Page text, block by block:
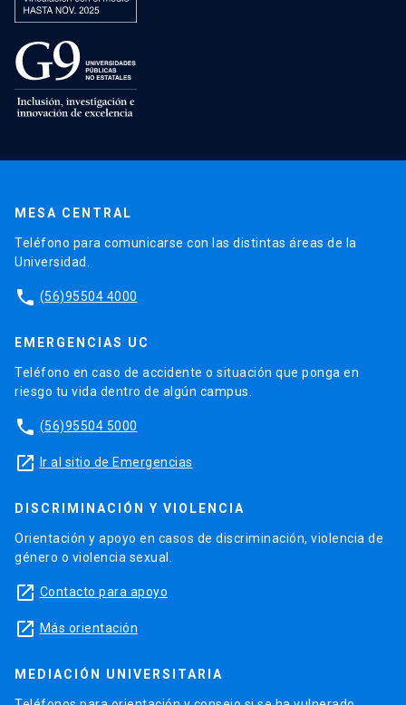
MESA CENTRAL
Teléfono para comunicarse con las distintas áreas de la
Universidad.
phone (56)95504 4000
EMERGENCIAS UC
Teléfono en caso de accidente o situación que ponga en
riesgo tu vida dentro de algún campus.
phone (56)95504 5000
launch Ir al sitio de Emergencias
DISCRIMINACIÓN Y VIOLENCIA
Orientación y apoyo en casos de discriminación, violencia de
género o violencia sexual.
launch Contacto para apoyo
launch Más orientación
MEDIACIÓN UNIVERSITARIA